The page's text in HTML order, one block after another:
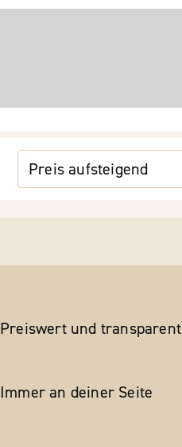
Preiswert und transparent
Immer an deiner Seite